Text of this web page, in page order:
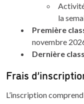
la
Première
novembre
Dernière
Frais
L’inscription